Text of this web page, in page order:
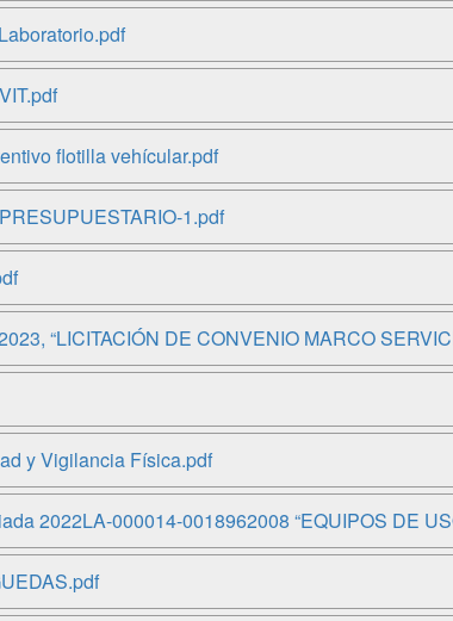
flotilla vehícular.pdf
1.pdf
“LICITACIÓN DE CONVENIO MARCO
y Vigilancia Física.pdf
2022LA-000014-0018962008 “EQUIPOS DE